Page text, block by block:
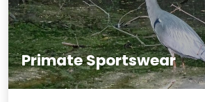
Primate Sportswear